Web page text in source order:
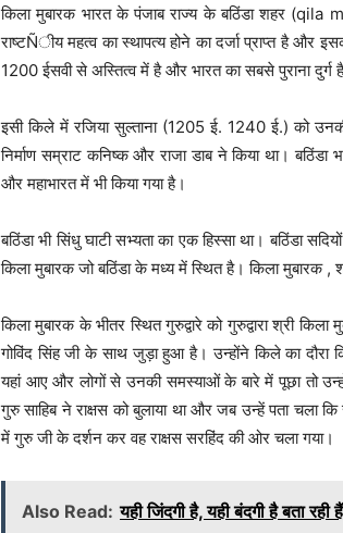
किला मुबारक भारत के पंजाब राज्य के बठिंडा शहर
राष्टÑीय महत्व का स्थापत्य होने का दर्जा प्राप्त है और
1200 ईसवी से अस्तित्व में है और भारत का सबसे पुराना दुर्ग
इसी किले में रजिया सुल्ताना (1205 ई. 1240 ई.) को
निर्माण सम्राट कनिष्क और राजा डाब ने किया था।
और महाभारत में भी किया गया है।
बठिंडा भी सिंधु घाटी सभ्यता का एक हिस्सा था। बठिंडा
किला मुबारक जो बठिंडा के मध्य में स्थित है। किला मुबारक
किला मुबारक के भीतर स्थित गुरुद्वारे को गुरुद्वारा श्री
गोविंद सिंह जी के साथ जुड़ा हुआ है। उन्होंने किले का दौरा
यहां आए और लोगों से उनकी समस्याओं के बारे में पूछा तो
गुरु साहिब ने राक्षस को बुलाया था और जब उन्हें पता चला
में गुरु जी के दर्शन कर वह राक्षस सरहिंद की ओर चला गया।
Also Read: यही जिंदगी है, यही बंदगी है बता रही